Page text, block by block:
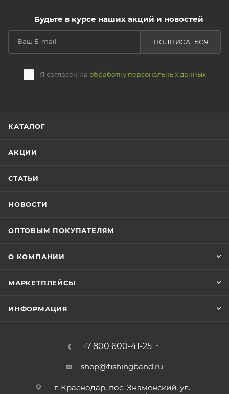
Будьте в курсе наших акций и новостей
Я согласен на обработку персональных данных
ПОДПИСАТЬСЯ
КАТАЛОГ
АКЦИИ
СТАТЬИ
НОВОСТИ
ОПТОВЫМ ПОКУПАТЕЛЯМ
О КОМПАНИИ
МАРКЕТПЛЕЙСЫ
ИНФОРМАЦИЯ
+7 800 600-41-25
shop@fishingband.ru
г. Краснодар, пос. Знаменский, ул.